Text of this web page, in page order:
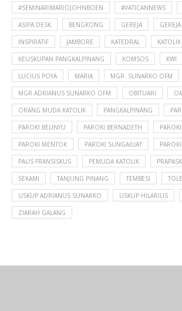
#SEMINARIMARIOJOHNBOEN #VATICANNEWS
ASIPA DESK BENGKONG GEREJA
INSPIRATIF JAMBORE KATEDRAL KATOLIK
KEUSKUPAN PANGKALPINANG KOMSOS KWI
LUCIUS POYA MARIA MGR. SUNARKO OFM
MGR ADRIANUS SUNARKO OFM OBITUARI
ORANG MUDA KATOLIK PANGKALPINANG
PAROKI BELINYU PAROKI BERNADETH
PAROKI MENTOK PAROKI SUNGAILIAT
PAUS FRANSISKUS PEMUDA KATOLIK
SEKAMI TANJUNG PINANG TEMBESI
USKUP ADRIANUS SUNARKO USKUP HILARIUS
ZIARAH GALANG